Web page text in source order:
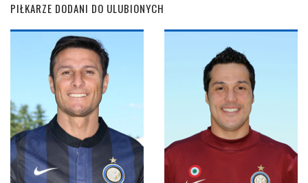
PIŁKARZE DODANI DO ULUBIONYCH